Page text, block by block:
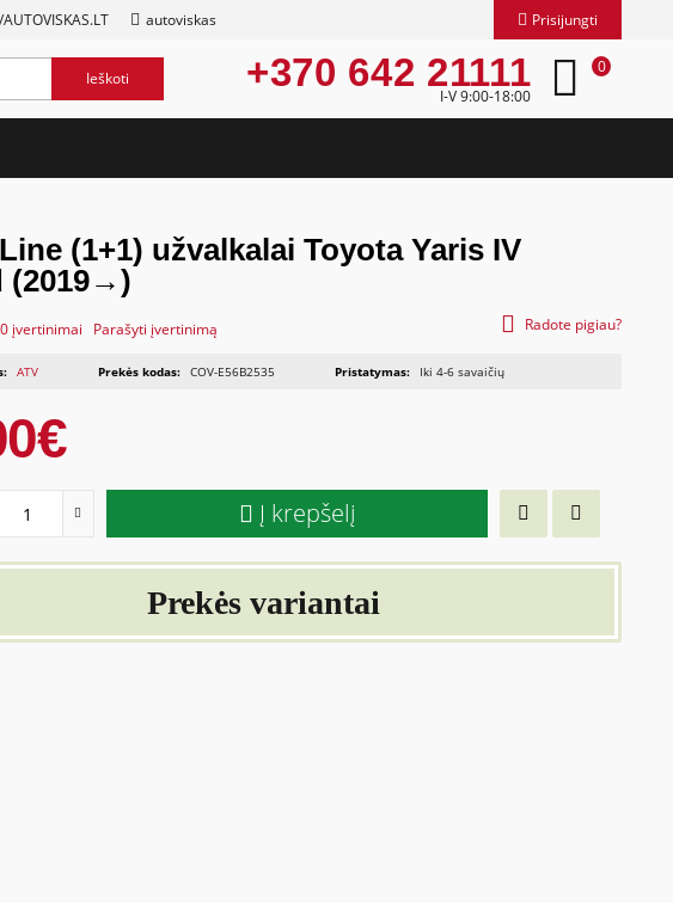
/AUTOVISKAS.LT autoviskas Prisijungti
Ieškoti +370 642 21111
I-V 9:00-18:00
0
(1+1) užvalkalai Toyota Yaris IV
(2019→)
0 įvertinimai Parašyti įvertinimą Radote pigiau?
ATV Prekės kodas: COV-E56B2535 Pristatymas: Iki 4-6 savaičių
Į krepšelį
Prekės variantai